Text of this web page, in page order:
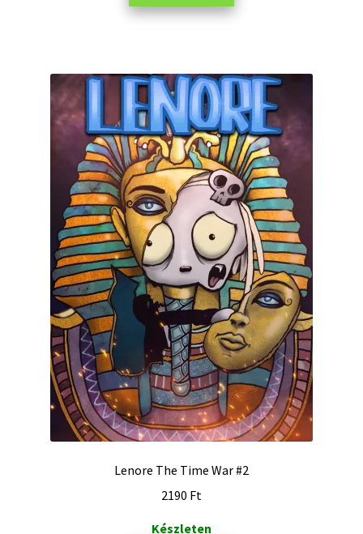
Lenore The Time War #2
2190 Ft
Készleten